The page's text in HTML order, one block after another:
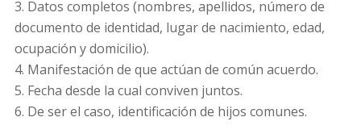
Datos completos (nombres, apellidos, número de
documento de identidad, lugar de nacimiento, edad,
ocupación y domicilio).
Manifestación de que actúan de común acuerdo.
Fecha desde la cual conviven juntos.
De ser el caso, identificación de hijos comunes.